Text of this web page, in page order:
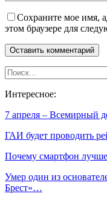
Сохраните мое имя,
этом браузере для
Интересное:
7 апреля – Всемирный
ГАИ будет проводить
Почему смартфон лучше
Умер один из
Брест»…